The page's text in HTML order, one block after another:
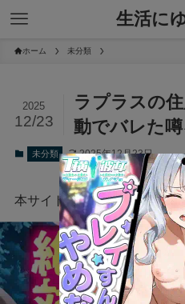
生活に
ホーム 未分類
ラプラスの
動でバレた噂
2025
12/23
未分類 2025年12月23日
本サイトにはプロモーショ